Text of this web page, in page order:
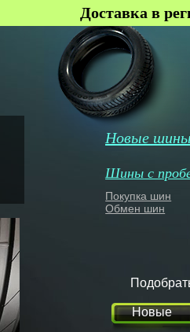
Доставка в
Новые шины
Шины с
Покупка шин
Обмен шин
Новые